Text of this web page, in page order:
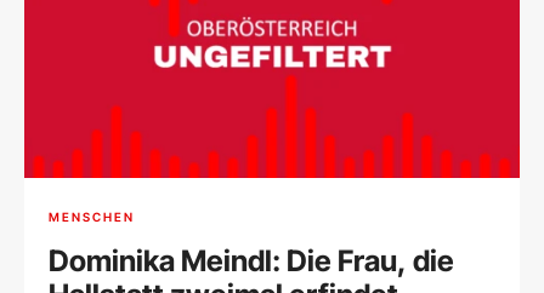
MENSCHEN
Dominika Meindl: Die Frau, die